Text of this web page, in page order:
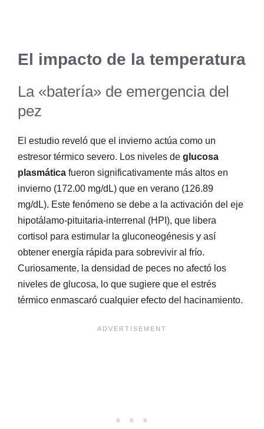
El impacto de la temperatura
La «batería» de emergencia del
pez
El estudio reveló que el invierno actúa como un
estresor térmico severo. Los niveles de glucosa
plasmática fueron significativamente más altos en
invierno (172.00 mg/dL) que en verano (126.89
mg/dL). Este fenómeno se debe a la activación del eje
hipotálamo-pituitaria-interrenal (HPI), que libera
cortisol para estimular la gluconeogénesis y así
obtener energía rápida para sobrevivir al frío.
Curiosamente, la densidad de peces no afectó los
niveles de glucosa, lo que sugiere que el estrés
térmico enmascaró cualquier efecto del hacinamiento.